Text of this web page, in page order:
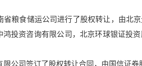
省粮食储运公司进行了股权转让，由北
投资咨询有限公司，北京环球银证投
公司签订了股权转让合同，由国信证